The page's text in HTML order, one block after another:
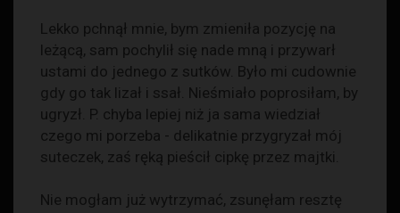
Lekko pchnął mnie, bym zmieniła pozycję na
leżącą, sam pochylił się nade mną i przywarł
ustami do jednego z sutków. Było mi cudownie
gdy go tak lizał i ssał. Nieśmiało poprosiłam, by
ugryzł. P. chyba lepiej niż ja sama wiedział
czego mi porzeba - delikatnie przygryzał mój
suteczek, zaś ręką pieścił cipkę przez majtki.
Nie mogłam już wytrzymać, zsunęłam resztę